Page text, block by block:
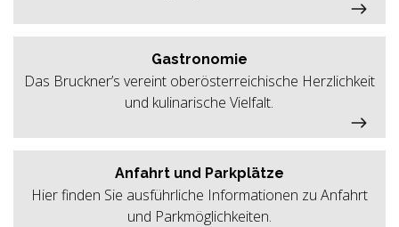
Gastronomie
Das Bruckner’s vereint oberösterreichische Herzlichkeit
und kulinarische Vielfalt.
Anfahrt und Parkplätze
Hier finden Sie ausführliche Informationen zu Anfahrt
und Parkmöglichkeiten.